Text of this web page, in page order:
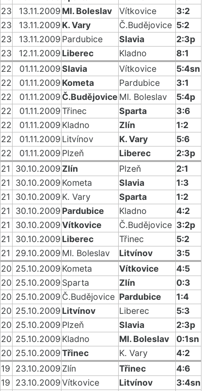
23
13.11.2009 Ml. Boleslav Vítkovice
3:2
23
13.11.2009 K. Vary Č.Budějovice 5:2
23
13.11.2009 Pardubice Slavia
2:3p
23
12.11.2009 Liberec Kladno
8:1
22
01.11.2009Slavia Vítkovice
5:4sn
22
01.11.2009 Kometa Pardubice
3:1
22
01.11.2009 Č.Budějovice Ml. Boleslav
5:4p
22
01.11.2009Třinec Sparta
3:6
22
01.11.2009 Kladno Zlín
1:2
22
01.11.2009 Litvínov K. Vary
5:6
22
01.11.2009 Plzeň Liberec
2:3p
21
30.10.2009 Zlín Plzeň
2:1
21
30.10.2009 Kometa Slavia
1:3
21
30.10.2009 K. Vary Sparta
1:2
21
30.10.2009 Pardubice Kladno
4:2
21
30.10.2009Vítkovice Č.Budějovice 3:2p
21
30.10.2009 Liberec Třinec
5:2
21
29.10.2009 Ml. Boleslav Litvínov
3:5
20 25.10.2009 Kometa Vítkovice
4:5
20 25.10.2009 Sparta Zlín
0:3
20 25.10.2009 Č.Budějovice Pardubice
1:4
20 25.10.2009 Litvínov Liberec
5:3
20 25.10.2009 Plzeň Slavia
2:3p
20 25.10.2009 Kladno Ml. Boleslav
0:1sn
20 25.10.2009Třinec K. Vary
4:2
19
23.10.2009 Zlín Třinec
4:6
19
23.10.2009Vítkovice Litvínov
3:4sn